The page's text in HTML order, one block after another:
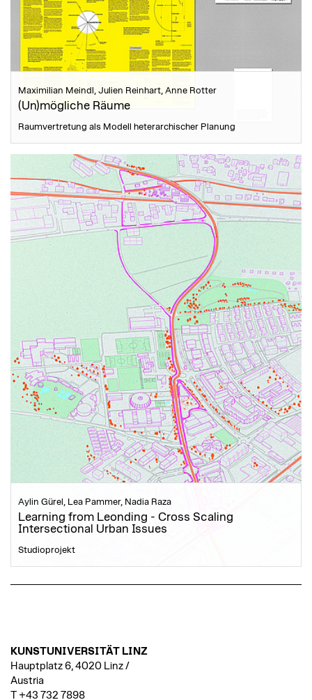
Maximilian Meindl, Julien Reinhart, Anne Rotter
(Un)mögliche Räume
Raumvertretung als Modell heterarchischer Planung
Aylin Gürel, Lea Pammer, Nadia Raza
Learning from Leonding - Cross Scaling
Intersectional Urban Issues
Studioprojekt
KUNSTUNIVERSITÄT LINZ
Hauptplatz 6, 4020 Linz /
Austria
T +43 732 7898